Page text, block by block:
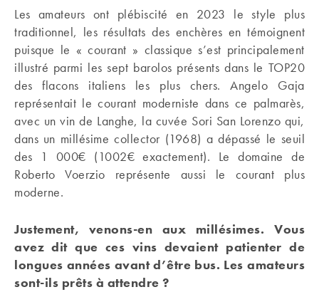
Les amateurs ont plébiscité en 2023 le style plus
traditionnel, les résultats des enchères en témoignent
puisque le « courant » classique s’est principalement
illustré parmi les sept barolos présents dans le TOP20
des flacons italiens les plus chers. Angelo Gaja
représentait le courant moderniste dans ce palmarès,
avec un vin de Langhe, la cuvée Sori San Lorenzo qui,
dans un millésime collector (1968) a dépassé le seuil
des 1 000€ (1002€ exactement). Le domaine de
Roberto Voerzio représente aussi le courant plus
moderne.
Justement, venons-en aux millésimes. Vous
avez dit que ces vins devaient patienter de
longues années avant d’être bus. Les amateurs
sont-ils prêts à attendre ?